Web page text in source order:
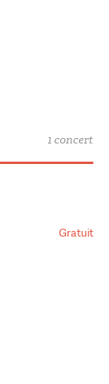
1 concert
Gratuit